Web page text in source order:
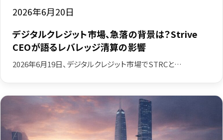
2026年6月20日
デジタルクレジット市場、急落の背景は？Strive
CEOが語るレバレッジ清算の影響
2026年6月19日、デジタルクレジット市場でSTRCと…